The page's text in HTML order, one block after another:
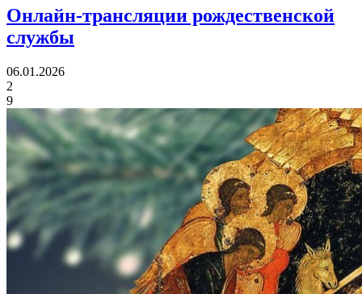
Онлайн-трансляции рождественской
службы
06.01.2026
2
9